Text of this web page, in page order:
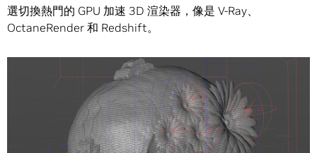
選切換熱門的 GPU 加速 3D 渲染器，像是 V-Ray、
OctaneRender 和 Redshift。